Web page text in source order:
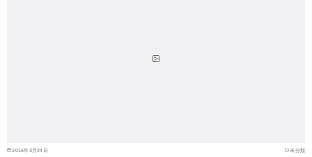
2016年3月24日 未分類